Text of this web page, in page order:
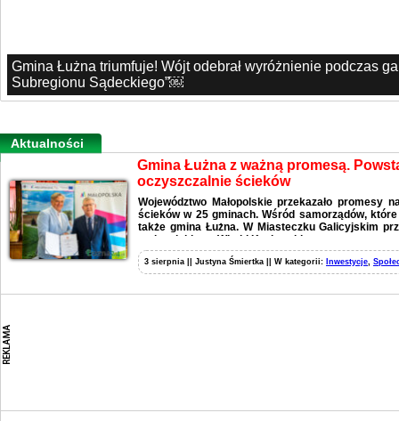
Gmina Łużna triumfuje! Wójt odebrał wyróżnienie podczas
Subregionu Sądeckiego”￼
Aktualności
Gmina Łużna z ważną promesą.
oczyszczalnie ścieków
Województwo Małopolskie przekazało promesy
ścieków w 25 gminach. Wśród samorządów,
także gmina Łużna. W Miasteczku Galicyjskim
małopolskiego, Witold Kozłowski.
3 sierpnia || Justyna Śmiertka || W kategorii: Inwestycje